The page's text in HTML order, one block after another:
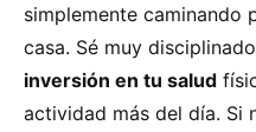
simplemente caminando
casa. Sé muy
inversión en tu salud
actividad más del día. Si